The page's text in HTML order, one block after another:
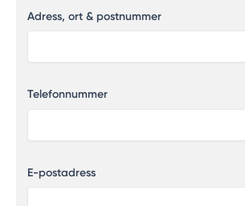
Adress, ort & postnummer
Telefonnummer
E-postadress